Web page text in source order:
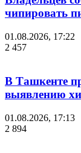
чипировать
01.08.2026, 17:22
2 457
В Ташкенте
выявлению
01.08.2026, 17:13
2 894